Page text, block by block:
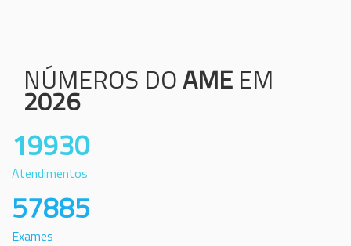
NÚMEROS DOAME EM
2026
19930
Atendimentos
57885
Exames